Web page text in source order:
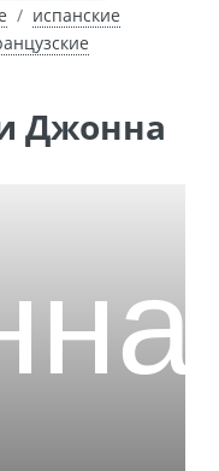
испанские
Джонна